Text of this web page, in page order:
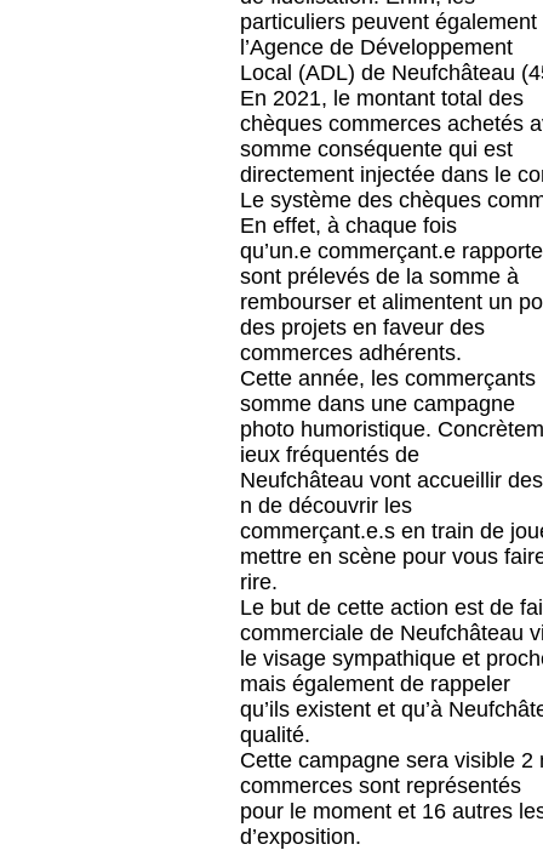
particuliers peuvent
l’Agence de Développement
Local (ADL) de Neufchâteau
En 2021, le montant total des
chèques commerces achetés
somme conséquente qui est
directement injectée dans le
Le système des chèques
En effet, à chaque fois
qu’un.e commerçant.e rapporte
sont prélevés de la somme à
rembourser et alimentent un
des projets en faveur des
commerces adhérents.
Cette année, les commerçants
somme dans une campagne
photo humoristique.
ieux fréquentés de
Neufchâteau vont accueillir des
n de découvrir les
commerçant.e.s en train de
mettre en scène pour vous
rire.
Le but de cette action est de
commerciale de Neufchâteau
le visage sympathique et
mais également de rappeler
qu’ils existent et qu’à
qualité.
Cette campagne sera visible
commerces sont représentés
pour le moment et 16 autres
d’exposition.